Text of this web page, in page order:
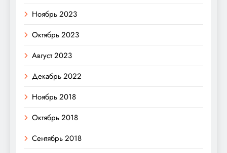
Ноябрь 2023
Октябрь 2023
Август 2023
Декабрь 2022
Ноябрь 2018
Октябрь 2018
Сентябрь 2018